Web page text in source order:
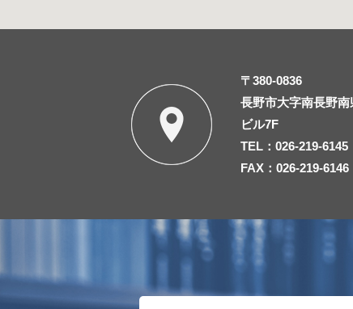
〒380-0836
長野市大字南長野
ビル7F
TEL：026-219-6145
FAX：026-219-6146